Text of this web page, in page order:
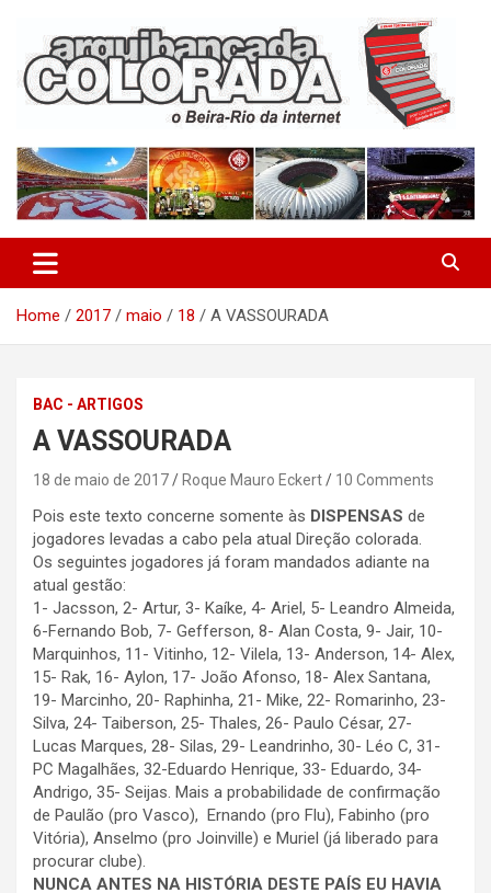
content
Arquibancada Colorada
Home 2017 maio 18 A VASSOURADA
BAC - ARTIGOS
A VASSOURADA
18 de maio de 2017 Roque Mauro Eckert 10 Comments
Pois este texto concerne somente às DISPENSAS de
jogadores levadas a cabo pela atual Direção colorada.
Os seguintes jogadores já foram mandados adiante na
atual gestão:
1- Jacsson, 2- Artur, 3- Kaíke, 4- Ariel, 5- Leandro Almeida,
6-Fernando Bob, 7- Gefferson, 8- Alan Costa, 9- Jair, 10-
Marquinhos, 11- Vitinho, 12- Vilela, 13- Anderson, 14- Alex,
15- Rak, 16- Aylon, 17- João Afonso, 18- Alex Santana,
19- Marcinho, 20- Raphinha, 21- Mike, 22- Romarinho, 23-
Silva, 24- Taiberson, 25- Thales, 26- Paulo César, 27-
Lucas Marques, 28- Silas, 29- Leandrinho, 30- Léo C, 31-
PC Magalhães, 32-Eduardo Henrique, 33- Eduardo, 34-
Andrigo, 35- Seijas. Mais a probabilidade de confirmação
de Paulão (pro Vasco), Ernando (pro Flu), Fabinho (pro
Vitória), Anselmo (pro Joinville) e Muriel (já liberado para
procurar clube).
NUNCA ANTES NA HISTÓRIA DESTE PAÍS EU HAVIA